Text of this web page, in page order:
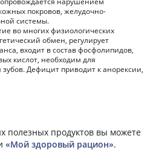
покровов, желудочно-
системы.
во многих физиологических
обмен, регулирует
входит в состав фосфолипидов,
кислот, необходим для
Дефицит приводит к анорексии,
полезных продуктов вы можете
«Мой здоровый рацион».